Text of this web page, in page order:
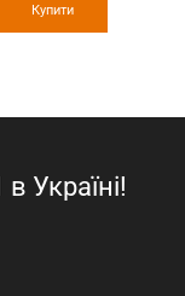
Купити
Україні!